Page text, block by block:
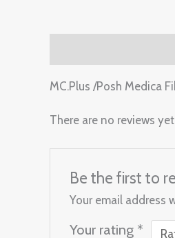
MC.Plus /Posh Medica
There are no reviews
Be the first to
Your email address
Your rating *